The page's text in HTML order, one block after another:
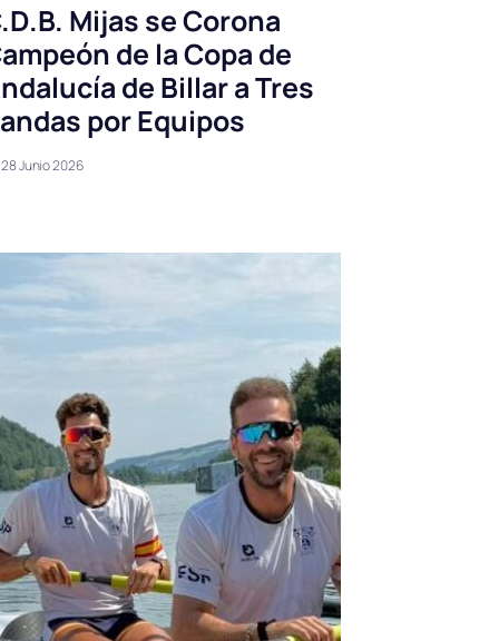
Mijas se Corona
de la Copa de
de Billar a Tres
por Equipos
28 Junio 2026